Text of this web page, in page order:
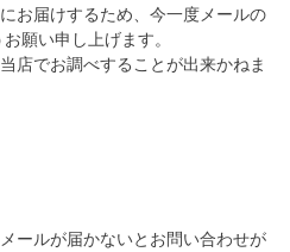
お届けするため、今一度メールの
願い申し上げます。
店でお調べすることが出来かねま
ールが届かないとお問い合わせが